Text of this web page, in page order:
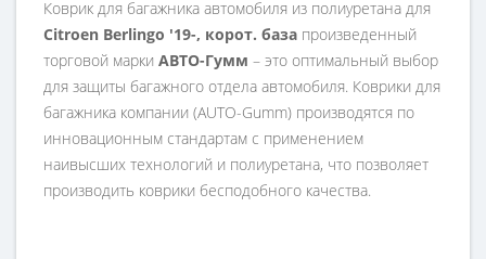
Коврик для багажника автомобиля из полиуретана для
Citroen Berlingo '19-, корот. база произведенный
торговой марки АВТО-Гумм – это оптимальный выбор
для защиты багажного отдела автомобиля. Коврики для
багажника компании (AUTO-Gumm) производятся по
инновационным стандартам с применением
наивысших технологий и полиуретана, что позволяет
производить коврики бесподобного качества.